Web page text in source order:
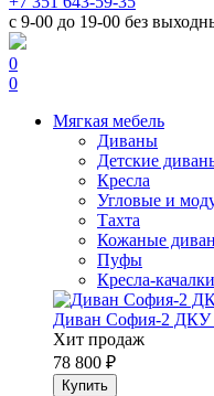
с 9-00 до 19-00 без
0
0
Мягкая мебель
Диваны
Детские
Кресла
Угловые и
Тахта
Кожаные
Пуфы
Кресла-качалки
Диван София-2 ДКУ
Хит продаж
78 800 ₽